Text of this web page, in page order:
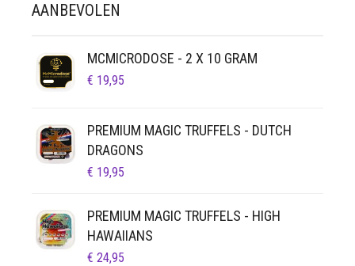
AANBEVOLEN
MCMICRODOSE - 2 X 10 GRAM
€ 19,95
PREMIUM MAGIC TRUFFELS - DUTCH
DRAGONS
€ 19,95
PREMIUM MAGIC TRUFFELS - HIGH
HAWAIIANS
€ 24,95